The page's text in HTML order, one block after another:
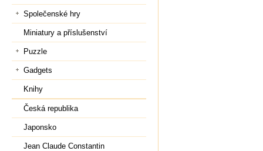
Společenské hry
Miniatury a příslušenství
Puzzle
Gadgets
Knihy
Česká republika
Japonsko
Jean Claude Constantin